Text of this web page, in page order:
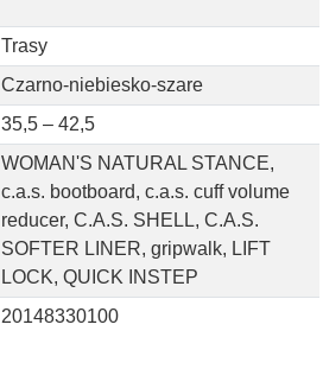
Trasy
Czarno-niebiesko-szare
35,5 – 42,5
WOMAN'S NATURAL STANCE,
c.a.s. bootboard, c.a.s. cuff volume
reducer, C.A.S. SHELL, C.A.S.
SOFTER LINER, gripwalk, LIFT
LOCK, QUICK INSTEP
20148330100